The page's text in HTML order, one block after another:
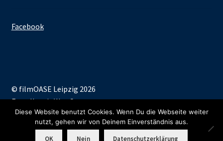
Facebook
© filmOASE Leipzig 2026
Erstellt mit WooCommerce.
Diese Website benutzt Cookies. Wenn Du die Webseite weiter
nutzt, gehen wir von Deinem Einverständnis aus.
OK Nein Datenschutzerklärung